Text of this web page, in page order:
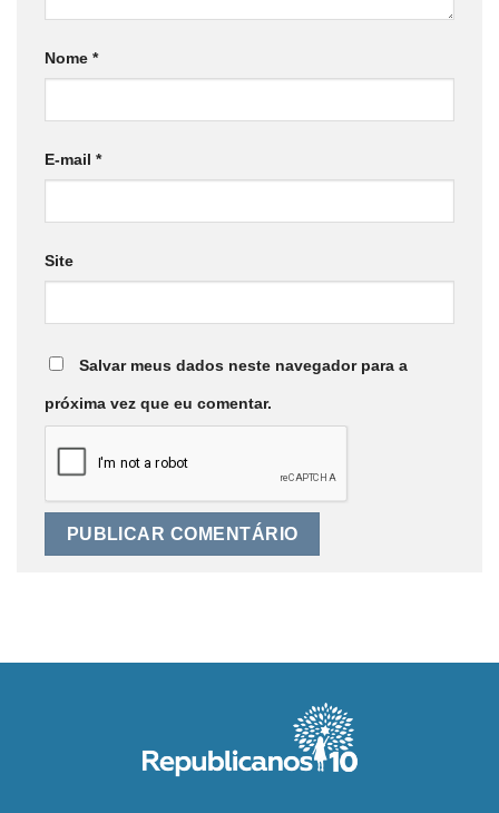
Nome *
E-mail *
Site
Salvar meus dados neste navegador para a
próxima vez que eu comentar.